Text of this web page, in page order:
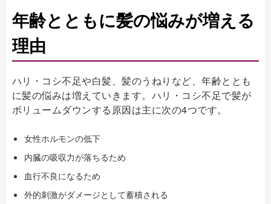
年齢とともに髪の悩みが増える
理由
ハリ・コシ不足や白髪、髪のうねりなど、年齢ととも
に髪の悩みは増えていきます。ハリ・コシ不足で髪が
ボリュームダウンする原因は主に次の4つです。
女性ホルモンの低下
内臓の吸収力が落ちるため
血行不良になるため
外的刺激がダメージとして蓄積される